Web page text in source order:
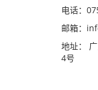
电话：
邮箱：
地址：
4号